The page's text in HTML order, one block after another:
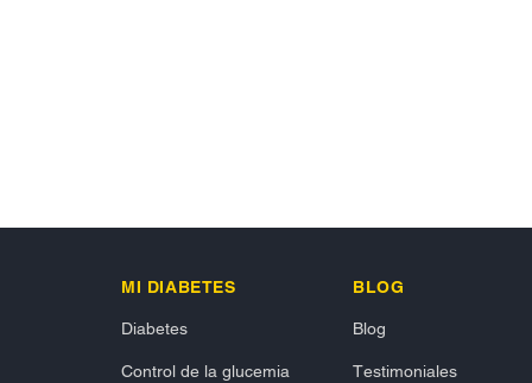
MI DIABETES
Diabetes
Control de la glucemia
BLOG
Blog
Testimoniales